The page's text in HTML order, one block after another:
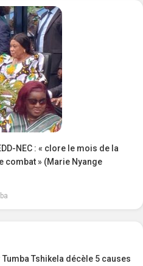
NEC : « clore le mois de la
combat » (Marie Nyange
Tshikela décèle 5 causes